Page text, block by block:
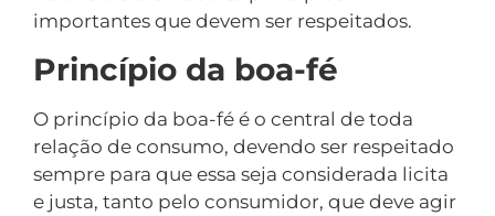
importantes que devem ser respeitados.
Princípio da boa-fé
O princípio da boa-fé é o central de toda
relação de consumo, devendo ser respeitado
sempre para que essa seja considerada licita
e justa, tanto pelo consumidor, que deve agir